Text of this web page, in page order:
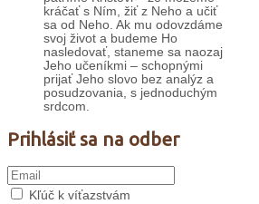
kráčať s Ním, žiť z Neho a učiť
sa od Neho. Ak mu odovzdáme
svoj život a budeme Ho
nasledovať, staneme sa naozaj
Jeho učeníkmi – schopnými
prijať Jeho slovo bez analýz a
posudzovania, s jednoduchým
srdcom.
Prihlásiť sa na odber
Kľúč k víťazstvám